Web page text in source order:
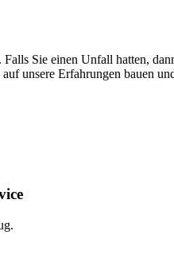
Sie einen Unfall hatten,
unsere Erfahrungen bauen